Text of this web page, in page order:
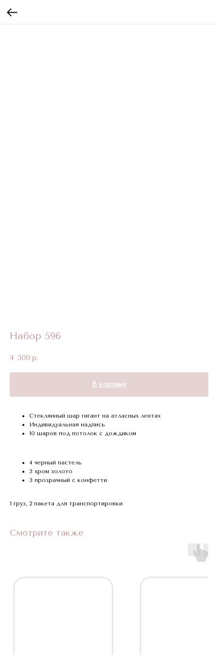
Набор 596
4 500 р.
В корзину
Стеклянный шар гигант на атласных лентах
Индивидуальная надпись
10 шаров под потолок с дождиком
4 черный пастель
3 хром золото
3 прозрачный с конфетти
1 груз, 2 пакета для транспортировки
Смотрите также